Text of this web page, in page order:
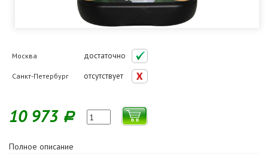
Москва достаточно
Санкт-Петербург отсутствует
10 973 Р
Полное описание